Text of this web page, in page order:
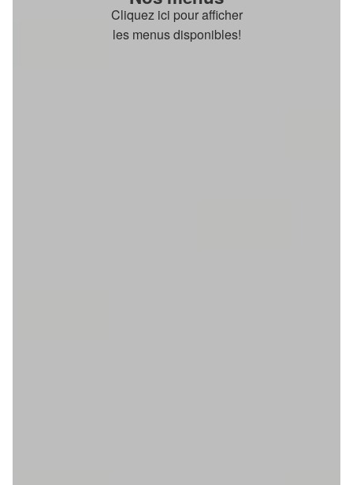
Cliquez ici pour afficher
les menus disponibles!